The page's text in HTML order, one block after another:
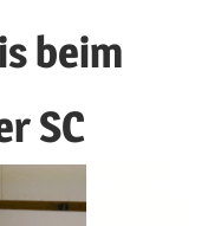
beim
SC